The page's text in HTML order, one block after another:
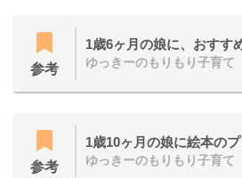
参考
1歳6ヶ月の娘に、おすす
ゆっきーのもりもり子育て
参考
1歳10ヶ月の娘に絵本の
ゆっきーのもりもり子育て